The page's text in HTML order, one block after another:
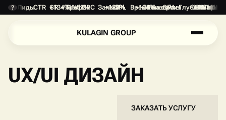
KULAGIN GROUP
UX/UI ДИЗАЙН
ЗАКАЗАТЬ УСЛУГУ
? Лиды +134%
CTR +76%
CR +52%
Трафик +187%
CPC -28%
Заявки +134%
CPL -31%
Время на сайте +1.8 min
Конверсия +47%
CPA -24%
ГлубинаОтказы